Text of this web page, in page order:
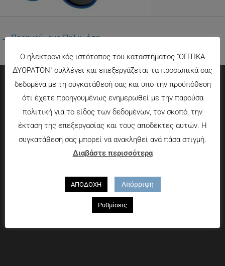
←Προηγούμενο Πολυμέσα
Πληροφορίες
Τρόποι πληρωμής
Τρόποι αποστολής
Πολιτική επιστροφών
Χαροκόπου 13-15, Αθήνα 176 72
Τηλ. 2109597894
Ο ηλεκτρονικός ιστότοπος του καταστήματος "ΟΠΤΙΚΑ
ΔΥΟΡΑΤΟΝ" συλλέγει και επεξεργάζεται τα προσωπικά σας
δεδομένα με τη συγκατάθεσή σας και υπό την προϋπόθεση
ότι έχετε προηγουμένως ενημερωθεί με την παρούσα
πολιτική για το είδος των δεδομένων, τον σκοπό, την
έκταση της επεξεργασίας και τους αποδέκτες αυτών. Η
συγκατάθεσή σας μπορεί να ανακληθεί ανά πάσα στιγμή.
Διαβάστε περισσότερα
ΑΠΟΔΟΧΗ Απόρριψη
Ρυθμίσεις